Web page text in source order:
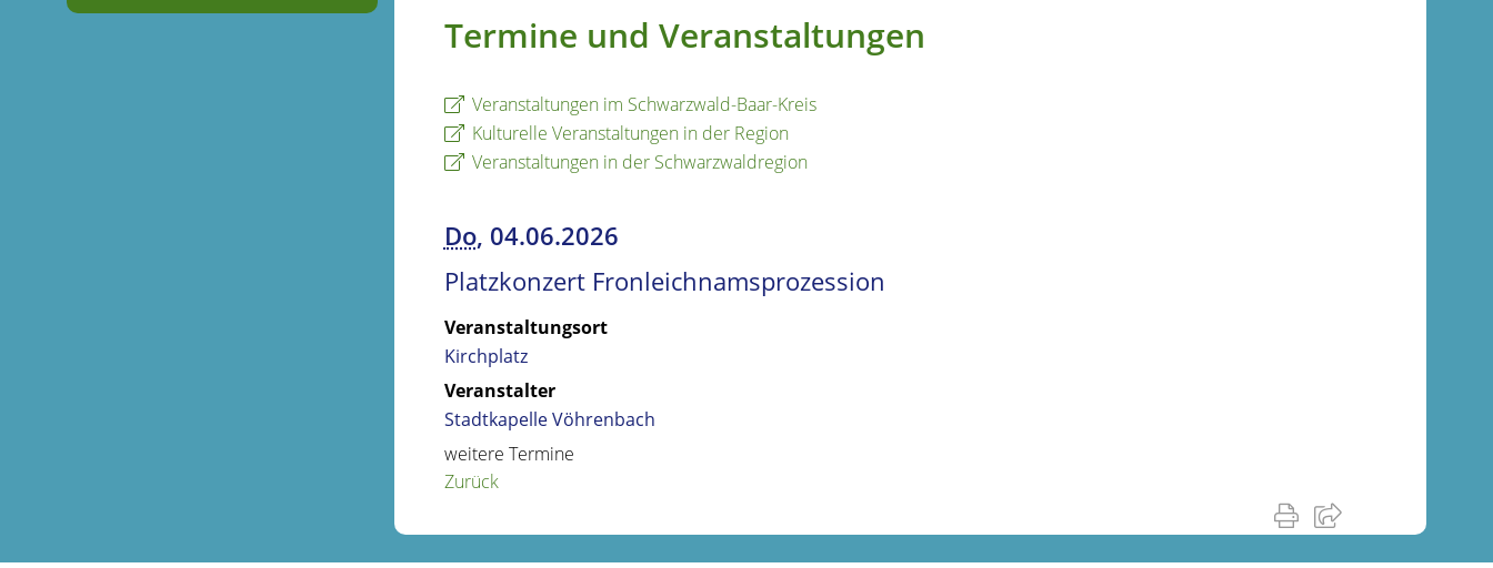
Termine und Veranstaltungen
Veranstaltungen im Schwarzwald-Baar-Kreis
Kulturelle Veranstaltungen in der Region
Veranstaltungen in der Schwarzwaldregion
Do, 04.06.2026
Platzkonzert Fronleichnamsprozession
Veranstaltungsort
Kirchplatz
Veranstalter
Stadtkapelle Vöhrenbach
weitere Termine
Zurück